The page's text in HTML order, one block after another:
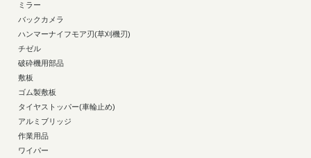
ミラー
バックカメラ
ハンマーナイフモア刃(草刈機刃)
チゼル
破砕機用部品
敷板
ゴム製敷板
タイヤストッパー(車輪止め)
アルミブリッジ
作業用品
ワイパー